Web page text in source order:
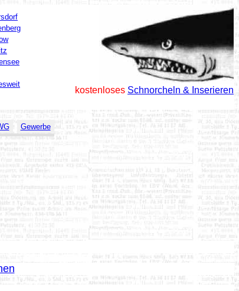
kostenloses Schnorcheln & Inserieren
Gewerbe